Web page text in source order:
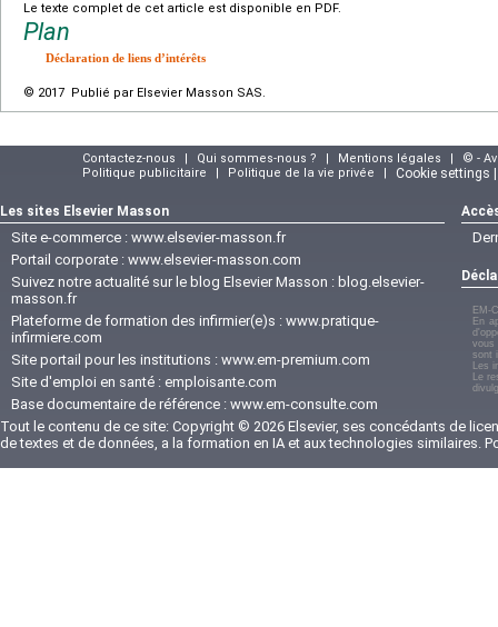
Le texte complet de cet article est disponible en PDF.
Plan
Déclaration de liens d’intérêts
© 2017 Publié par Elsevier Masson SAS.
Contactez-nous Qui sommes-nous ? Mentions légales
© -
Politique publicitaire
Politique de la vie privée Cookie settings
Les sites Elsevier Masson
Site e-commerce : www.elsevier-masson.fr
Portail corporate : www.elsevier-masson.com
Suivez notre actualité sur le blog Elsevier Masson : blog.elsevier-
masson.fr
Plateforme de formation des infirmier(e)s : www.pratique-
infirmiere.com
Site portail pour les institutions : www.em-premium.com
Site d'emploi en santé : emploisante.com
Base documentaire de référence : www.em-consulte.com
EM-
En
vous
sont
Les
Le
Tout le contenu de ce site: Copyright © 2026 Elsevier, ses concédants de
de textes et de données, a la formation en IA et aux technologies similaires.